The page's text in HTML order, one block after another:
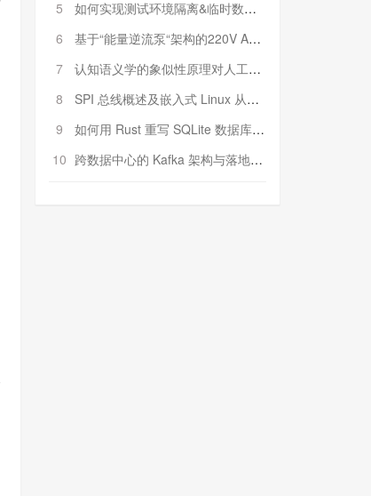
5
如何实现测试环境隔离&临时数据库（pytest+SQLite）
6
基于“能量逆流泵“架构的220V AC至20V DC 300W高效电源设计
7
认知语义学的象似性原理对人工智能自然语言处理深层语义分析的影响与启示
8
SPI 总线概述及嵌入式 Linux 从属 SPI 设备驱动程序开发（第二部分，实践）
9
如何用 Rust 重写 SQLite 数据库（二）:是否有市场空间？
10 跨数据中心的 Kafka 架构与落地实战